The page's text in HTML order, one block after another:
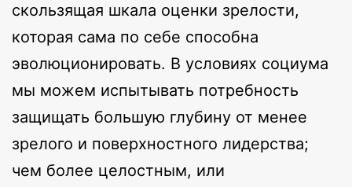
скользящая шкала оценки зрелости,
которая сама по себе способна
эволюционировать. В условиях социума
мы можем испытывать потребность
защищать большую глубину от менее
зрелого и поверхностного лидерства;
чем более целостным, или